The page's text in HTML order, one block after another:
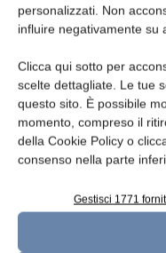
personalizzati. Non
influire negativamente su
Clicca qui sotto per
scelte dettagliate. Le tue
questo sito. È possibile
momento, compreso il
della Cookie Policy o
consenso nella parte
Gestisci 1771
Secondo stime
dovrebbero
attestarsi nelle
+20%.
Il marchio studiato
fase di
tre pecore: una
“berritta” (il tipico
fiore in bocca